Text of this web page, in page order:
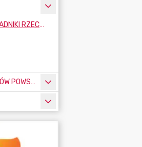
ZBĘDNE I ZUŻYTE SKŁADNIKI RZECZOWE MAJĄTKU RUCHOMEGO
UDOSTĘPNIANIE PRZEPISÓW POWSZECHNIE OBOWIĄZUJĄCYCH